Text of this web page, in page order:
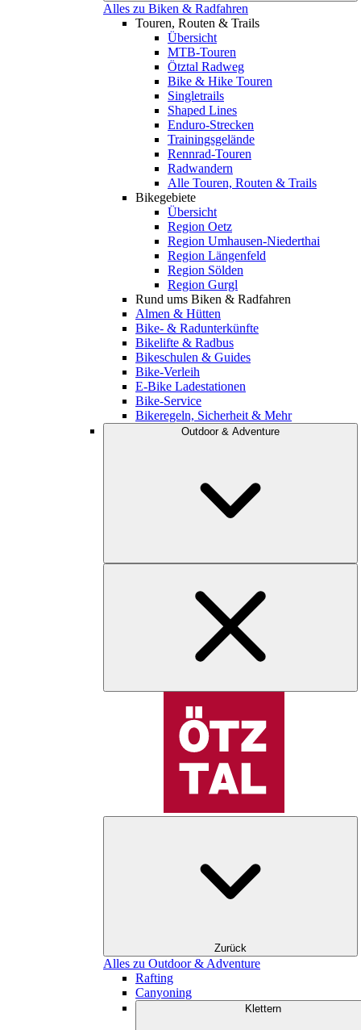
Alles zu Biken & Radfahren
Touren, Routen & Trails
Übersicht
MTB-Touren
Ötztal Radweg
Bike & Hike Touren
Singletrails
Shaped Lines
Enduro-Strecken
Trainingsgelände
Rennrad-Touren
Radwandern
Alle Touren, Routen & Trails
Bikegebiete
Übersicht
Region Oetz
Region Umhausen-Niederthai
Region Längenfeld
Region Sölden
Region Gurgl
Rund ums Biken & Radfahren
Almen & Hütten
Bike- & Radunterkünfte
Bikelifte & Radbus
Bikeschulen & Guides
Bike-Verleih
E-Bike Ladestationen
Bike-Service
Bikeregeln, Sicherheit & Mehr
Outdoor & Adventure
Zurück
Alles zu Outdoor & Adventure
Rafting
Canyoning
Klettern